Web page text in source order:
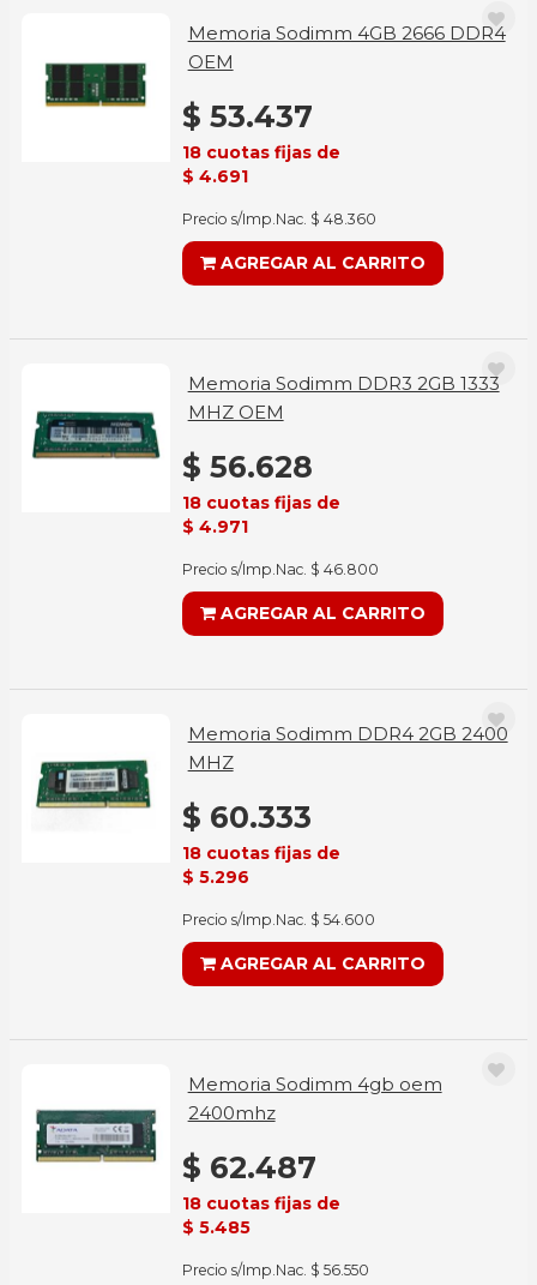
Memoria Sodimm 4GB 2666 DDR4
OEM
$ 53.437
18 cuotas fijas de
$ 4.691
Precio s/Imp.Nac. $ 48.360
AGREGAR AL CARRITO
Memoria Sodimm DDR3 2GB 1333
MHZ OEM
$ 56.628
18 cuotas fijas de
$ 4.971
Precio s/Imp.Nac. $ 46.800
AGREGAR AL CARRITO
Memoria Sodimm DDR4 2GB 2400
MHZ
$ 60.333
18 cuotas fijas de
$ 5.296
Precio s/Imp.Nac. $ 54.600
AGREGAR AL CARRITO
Memoria Sodimm 4gb oem
2400mhz
$ 62.487
18 cuotas fijas de
$ 5.485
Precio s/Imp.Nac. $ 56.550